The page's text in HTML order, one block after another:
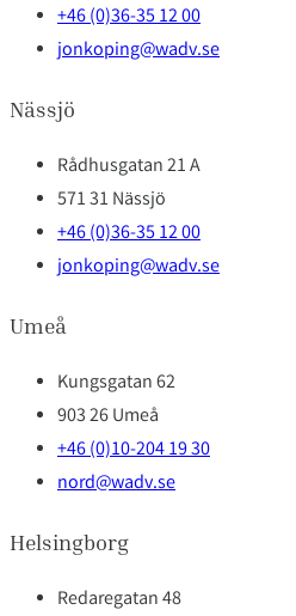
+46 (0)36-35 12 00
jonkoping@wadv.se
Nässjö
Rådhusgatan 21 A
571 31 Nässjö
+46 (0)36-35 12 00
jonkoping@wadv.se
Umeå
Kungsgatan 62
903 26 Umeå
+46 (0)10-204 19 30
nord@wadv.se
Helsingborg
Redaregatan 48